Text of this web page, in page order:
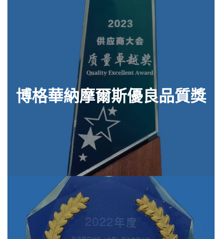
博格華納摩爾斯優良品質獎
查看零件